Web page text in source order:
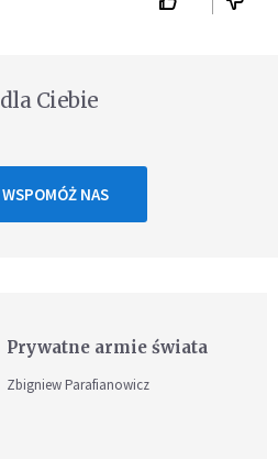
Ciebie
WSPOMÓŻ NAS
Prywatne armie świata
Zbigniew Parafianowicz